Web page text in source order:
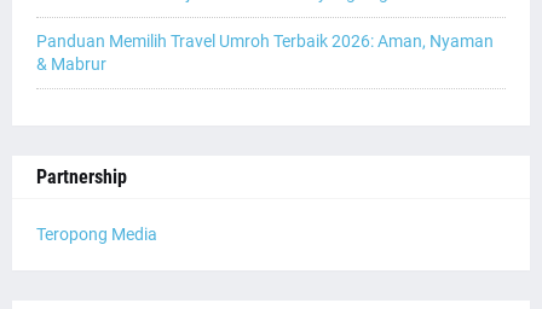
Panduan Memilih Travel Umroh Terbaik 2026: Aman, Nyaman
& Mabrur
Partnership
Teropong Media